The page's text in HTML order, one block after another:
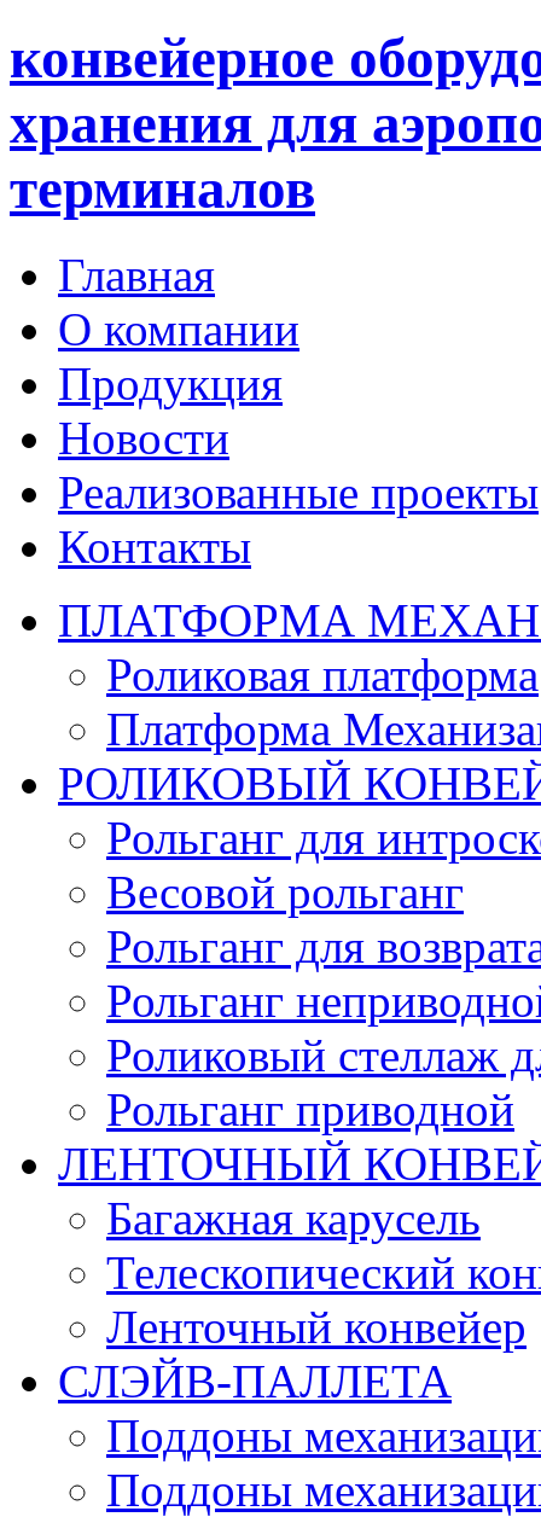
конвейерное
хранения для
терминалов
Главная
О компании
Продукция
Новости
Реализованные проекты
Контакты
ПЛАТФОРМА
Роликовая платформа
Платформа
РОЛИКОВЫЙ
Рольганг для
Весовой рольганг
Рольганг для
Рольганг
Роликовый стеллаж
Рольганг приводной
ЛЕНТОЧНЫЙ
Багажная карусель
Телескопический
Ленточный конвейер
СЛЭЙВ-ПАЛЛЕТА
Поддоны
Поддоны